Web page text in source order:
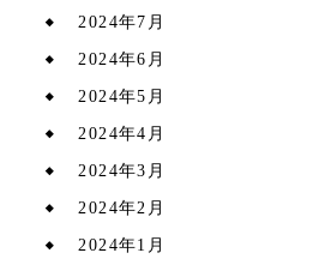
2024年7月
2024年6月
2024年5月
2024年4月
2024年3月
2024年2月
2024年1月